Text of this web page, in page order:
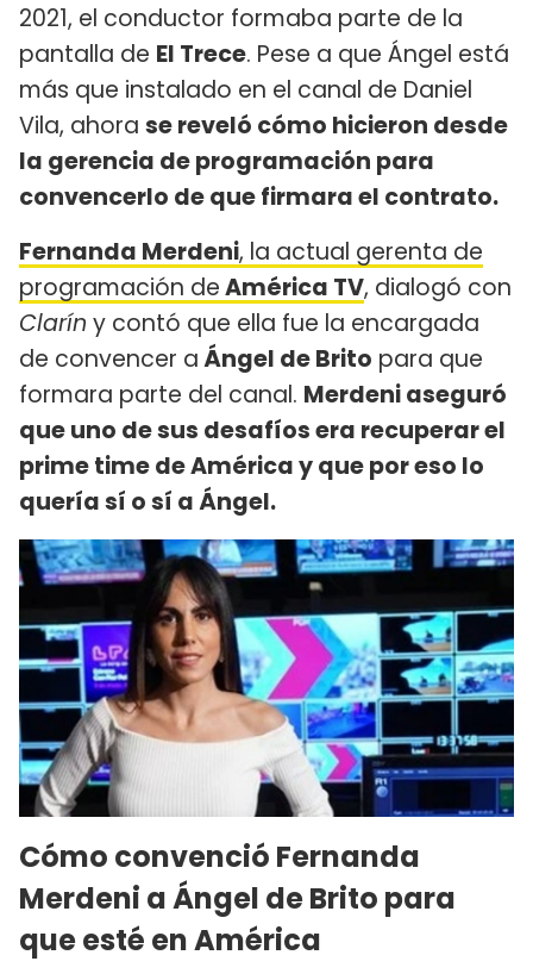
2021, el conductor formaba parte de la
pantalla de El Trece. Pese a que Ángel está
más que instalado en el canal de Daniel
Vila, ahora se reveló cómo hicieron desde
la gerencia de programación para
convencerlo de que firmara el contrato.
Fernanda Merdeni, la actual gerenta de
programación deAmérica TV, dialogó con
Clarín y contó que ella fue la encargada
de convencer aÁngel de Brito para que
formara parte del canal. Merdeni aseguró
que uno de sus desafíos era recuperar el
prime time de América y que por eso lo
quería sí o sí a Ángel.
Cómo convenció Fernanda
Merdeni a Ángel de Brito para
que esté en América